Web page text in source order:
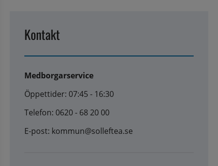
Kontakt
Medborgarservice
Öppettider: 07:45 - 16:30
Telefon: 0620 - 68 20 00
E-post: kommun@solleftea.se